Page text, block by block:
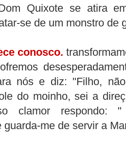
Quixote se atira
se de um monstro de
conosco.
nós e diz: "Filho,
do moinho, sei a
clamor respondo: "
guarda-me de servir a